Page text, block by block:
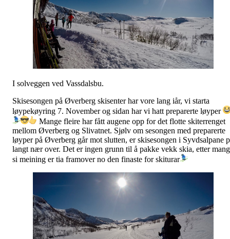
I solveggen ved Vassdalsbu.
Skisesongen på Øverberg skisenter har vore lang iår, vi starta
løypekøyring 7. November og sidan har vi hatt preparerte løyper
Mange fleire har fått augene opp for det flotte skiterrenget
mellom Øverberg og Slivatnet. Sjølv om sesongen med preparerte
løyper på Øverberg går mot slutten, er skisesongen i Syvdsalpane
langt nær over. Det er ingen grunn til å pakke vekk skia, etter
si meining er tia framover no den finaste for skiturar